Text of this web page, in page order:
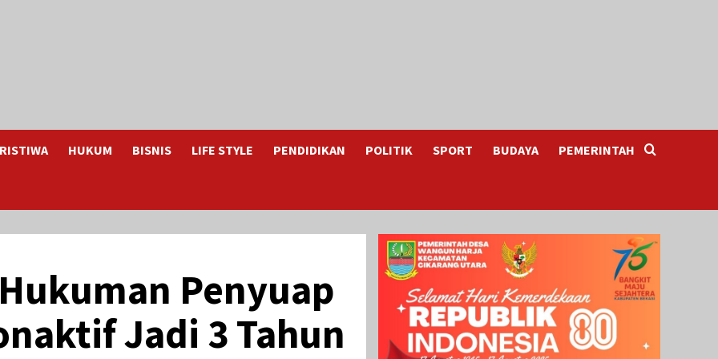
HUKUM BISNIS LIFE STYLE PENDIDIKAN POLITIK SPORT BUDAYA PEMERINTAH
Penyuap
Jadi 3 Tahun